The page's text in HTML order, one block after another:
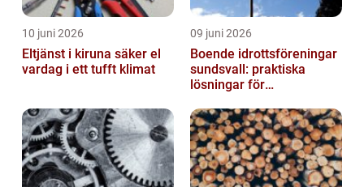
10 juni 2026
Eltjänst i kiruna säker el
vardag i ett tufft klimat
09 juni 2026
Boende idrottsföreningar
sundsvall: praktiska
lösningar för
cuphelger